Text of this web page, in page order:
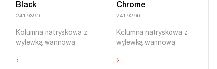
Black
2419390
Kolumna natryskowa z
wylewką wannową
›
Chrome
2419290
Kolumna natryskowa z
wylewką wannową
›